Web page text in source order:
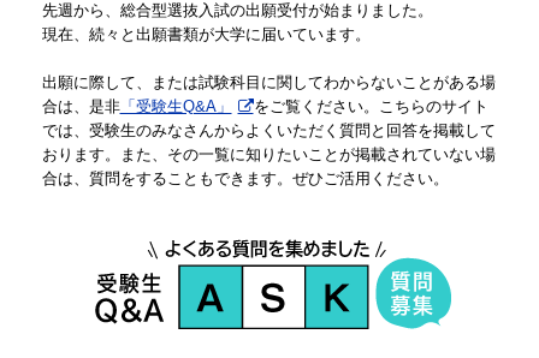
先週から、総合型選抜入試の出願受付が始まりました。
現在、続々と出願書類が大学に届いています。
出願に際して、または試験科目に関してわからないことがある場
合は、是非「受験生Q&A」
をご覧ください。こちらのサイト
では、受験生のみなさんからよくいただく質問と回答を掲載して
おります。また、その一覧に知りたいことが掲載されていない場
合は、質問をすることもできます。ぜひご活用ください。